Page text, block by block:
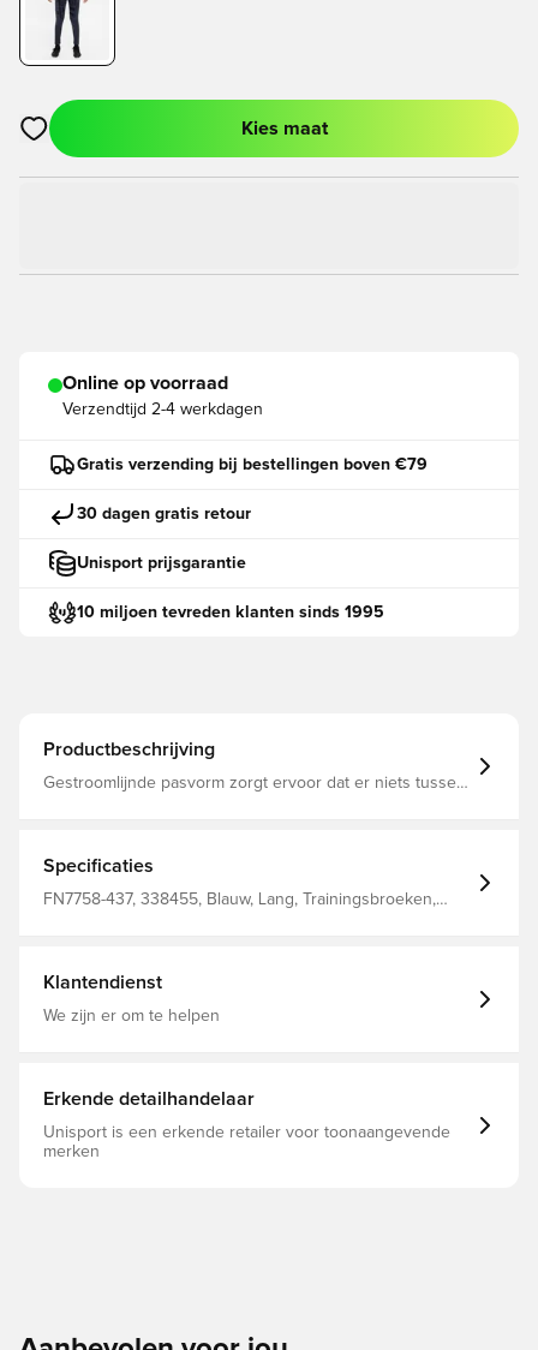
Opent een venster om in te loggen of je aan te melden als lid
Kies maat
Online op voorraad
Verzendtijd 2-4 werkdagen
Gratis verzending bij bestellingen boven €79
30 dagen gratis retour
Unisport prijsgarantie
10 miljoen tevreden klanten sinds 1995
Productbeschrijving
Gestroomlijnde pasvorm zorgt ervoor dat er niets tussen
huid af voor snellere verdamping en helpt je droog en
comfortabel te blijven Slanke pasvorm 91% polyester 9%
elastaan
Specificaties
FN7758-437, 338455, Blauw, Lang, Trainingsbroeken,
Klantendienst
We zijn er om te helpen
Erkende detailhandelaar
Unisport is een erkende retailer voor toonaangevende
merken